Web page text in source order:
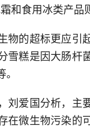
和食用冰类产品
物的超标更应引
雪糕是因大肠杆
刘爱国分析，主
在微生物污染的